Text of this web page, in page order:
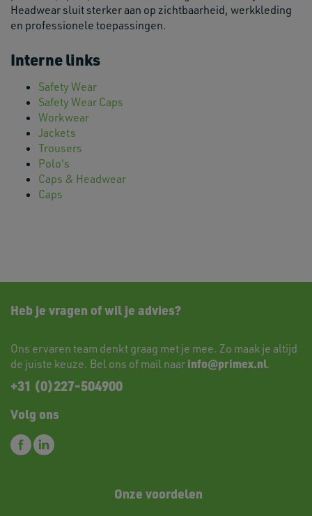
Headwear sluit sterker aan op zichtbaarheid, werkkleding
en professionele toepassingen.
Interne links
Safety Wear
Safety Wear Caps
Workwear
Jackets
Trousers
Polo's
Caps & Headwear
Caps
Heb je vragen of wil je advies?
Ons ervaren team denkt graag met je mee. Zo maak je altijd
de juiste keuze. Bel ons of mail naar info@primex.nl.
+31 (0)227-504900
Volg ons
Onze voordelen